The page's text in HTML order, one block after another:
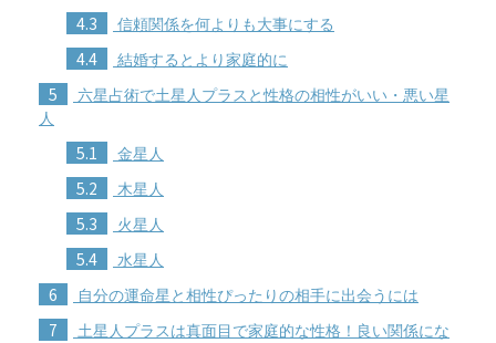
4.3 信頼関係を何よりも大事にする
4.4 結婚するとより家庭的に
5
六星占術で土星人プラスと性格の相性がいい・悪い星
人
5.1 金星人
5.2 木星人
5.3 火星人
5.4 水星人
6 自分の運命星と相性ぴったりの相手に出会うには
7
土星人プラスは真面目で家庭的な性格！良い関係にな